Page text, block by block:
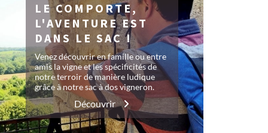
LE COMPORTE,
L'AVENTURE EST
DANS LE SAC !
Venez découvrir en famille ou entre
amis la vigne et les spécificités de
notre terroir de manière ludique
grâce à notre sac à dos vigneron.
Découvrir